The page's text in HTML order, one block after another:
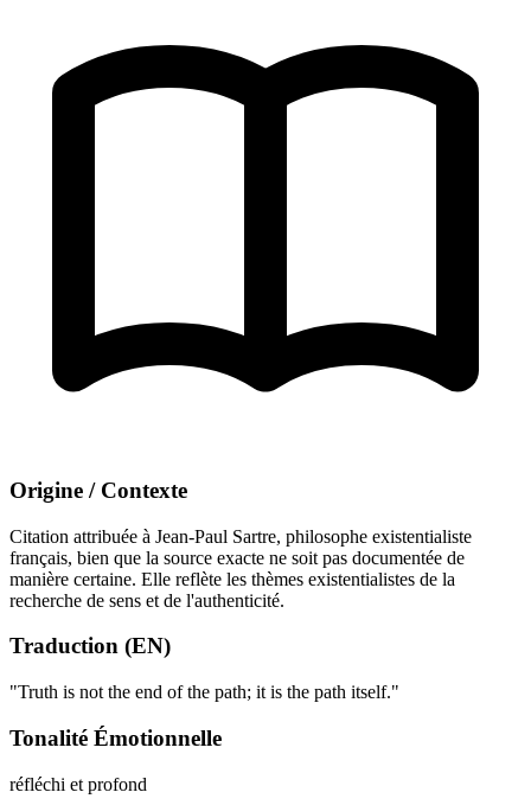
Origine / Contexte
Citation attribuée à Jean-Paul Sartre, philosophe existentialiste
français, bien que la source exacte ne soit pas documentée de
manière certaine. Elle reflète les thèmes existentialistes de la
recherche de sens et de l'authenticité.
Traduction (EN)
"Truth is not the end of the path; it is the path itself."
Tonalité Émotionnelle
réfléchi et profond